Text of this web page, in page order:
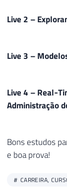
Live 2 –
Live 3 –
Live 4 –
Administração
Bons estudos
e boa prova!
CARREIRA,